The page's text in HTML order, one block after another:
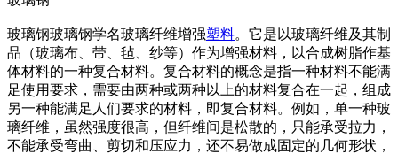
玻璃钢玻璃钢学名玻璃纤维增强塑料。它是以玻璃纤维及其制
品（玻璃布、带、毡、纱等）作为增强材料，以合成树脂作基
体材料的一种复合材料。复合材料的概念是指一种材料不能满
足使用要求，需要由两种或两种以上的材料复合在一起，组成
另一种能满足人们要求的材料，即复合材料。例如，单一种玻
璃纤维，虽然强度很高，但纤维间是松散的，只能承受拉力，
不能承受弯曲、剪切和压应力，还不易做成固定的几何形状，